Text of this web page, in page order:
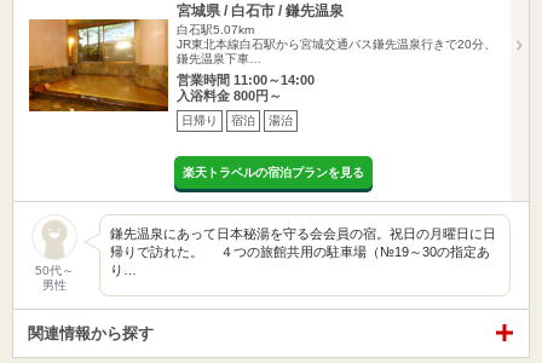
宮城県 / 白石市 / 鎌先温泉
白石駅5.07km
JR東北本線白石駅から宮城交通バス鎌先温泉行きで20分、
鎌先温泉下車…
営業時間 11:00～14:00
入浴料金 800円～
日帰り 宿泊 湯治
楽天トラベルの宿泊プランを見る
50代～
男性
鎌先温泉にあって日本秘湯を守る会会員の宿。祝日の月曜日に日
帰りで訪れた。 ４つの旅館共用の駐車場（№19～30の指定あ
り…
関連情報から探す